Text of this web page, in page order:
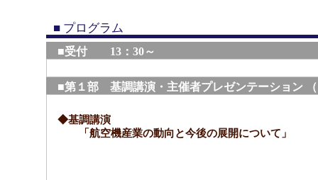
■ プログラム
■受付 13：30～
■第１部 基調講演・主催者プレゼンテーション （
◆基調講演
「航空機産業の動向と今後の展開について」